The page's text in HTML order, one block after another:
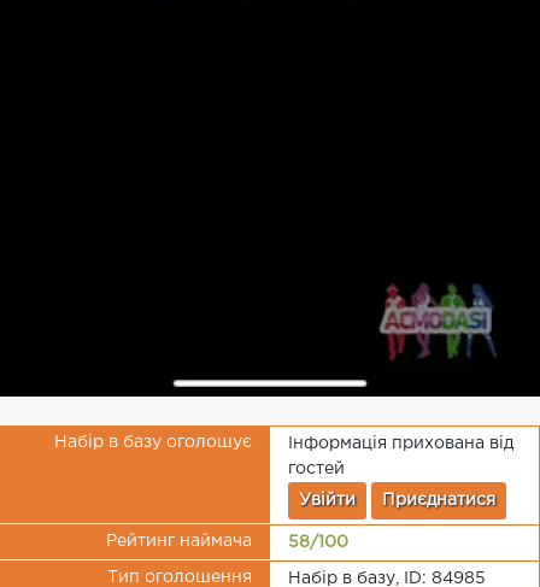
Набір в базу оголошує
Інформація прихована від
гостей
Увійти Приєднатися
Рейтинг наймача 58/100
Тип оголошення Набір в базу, ID: 84985